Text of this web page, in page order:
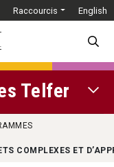
Raccourcis English
Telfer
COMPLEXES ET